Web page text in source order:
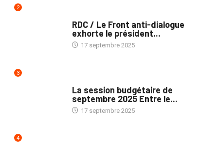
2
RDC / Le Front anti-dialogue
exhorte le président...
17 septembre 2025
3
La session budgétaire de
septembre 2025 Entre le...
17 septembre 2025
4